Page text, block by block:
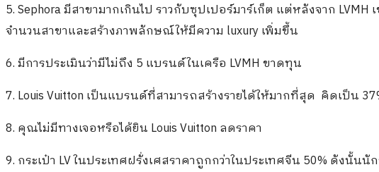
5. Sephora มีสาขามากเกินไป ราวกับซุปเปอร์มาร์เก็ต แต่หลังจาก
จำนวนสาขาและสร้างภาพลักษณ์ให้มีความ luxury เพิ่มขึ้น
6. มีการประเมินว่ามีไม่ถึง 5 แบรนด์ในเครือ LVMH ขาดทุน
7. Louis Vuitton เป็นแบรนด์ที่สามารถสร้างรายได้ให้มากที่สุด คิดเป็น
8. คุณไม่มีทางเจอหรือได้ยิน Louis Vuitton ลดราคา
9. กระเป๋า LV ในประเทศฝรั่งเศสราคาถูกกว่าในประเทศจีน 50% ดังนั้